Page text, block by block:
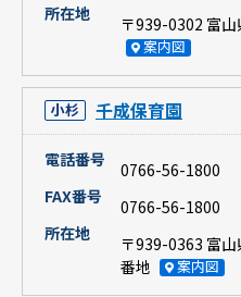
所在地
〒939-0302 富
案内図
小杉 千成保育園
電話番号
0766-56-1800
FAX番号
0766-56-1800
所在地
〒939-0363 富
番地
案内図